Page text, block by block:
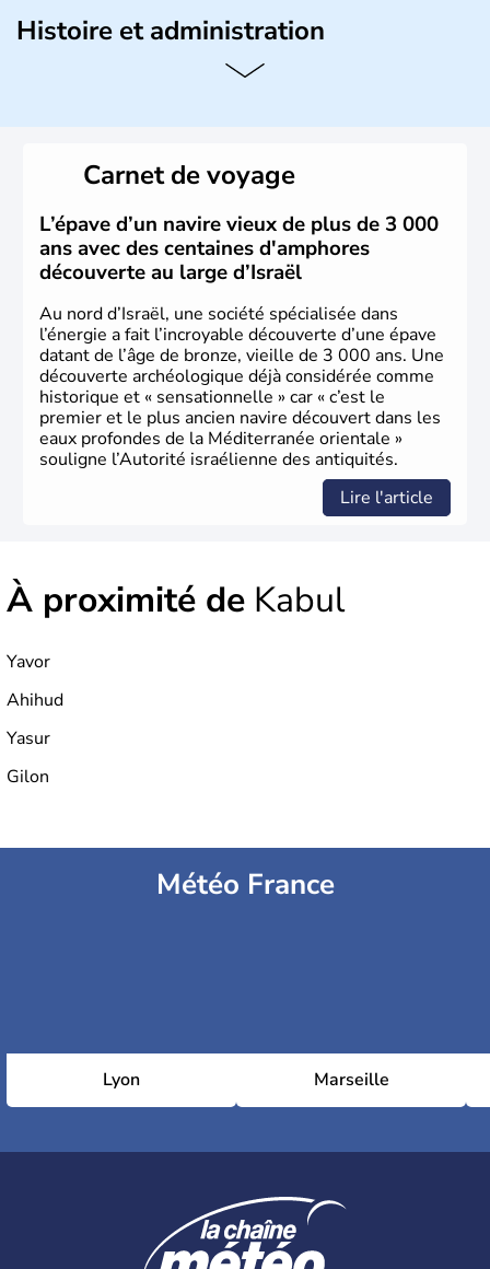
Histoire et administration
L'Israël est un état de la partie est de la Méditerranée,
vrai essor économique dans le domaine des nouvelles
Carnet de voyage
L’épave d’un navire vieux de plus de 3 000
ans avec des centaines d'amphores
découverte au large d’Israël
Au nord d’Israël, une société spécialisée dans
l’énergie a fait l’incroyable découverte d’une épave
datant de l’âge de bronze, vieille de 3 000 ans. Une
découverte archéologique déjà considérée comme
historique et « sensationnelle » car « c’est le
premier et le plus ancien navire découvert dans les
eaux profondes de la Méditerranée orientale »
souligne l’Autorité israélienne des antiquités.
Lire l'article
À proximité de Kabul
Yavor
Ahihud
Yasur
Gilon
Météo France
Lyon Marseille